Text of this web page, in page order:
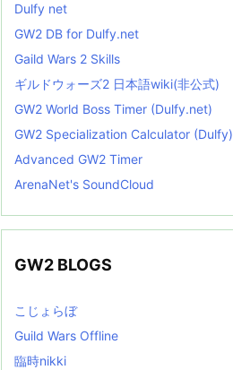
Dulfy net
GW2 DB for Dulfy.net
Gaild Wars 2 Skills
ギルドウォーズ2 日本語wiki(非公式)
GW2 World Boss Timer (Dulfy.net)
GW2 Specialization Calculator (Dulfy)
Advanced GW2 Timer
ArenaNet's SoundCloud
GW2 BLOGS
こじょらぼ
Guild Wars Offline
臨時nikki